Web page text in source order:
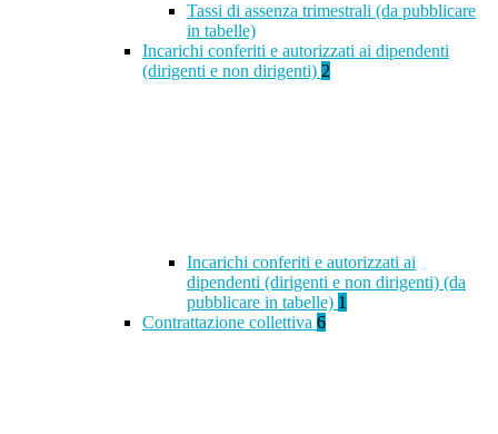
Tassi di assenza trimestrali (da pubblicare
in tabelle)
Incarichi conferiti e autorizzati ai dipendenti
(dirigenti e non dirigenti) 2
Incarichi conferiti e autorizzati ai
dipendenti (dirigenti e non dirigenti) (da
pubblicare in tabelle) 1
Contrattazione collettiva 6